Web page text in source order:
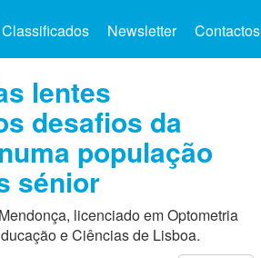
Classificados Newsletter Contactos
lentes
desafios da
população
sénior
licenciado em Optometria
e Ciências de Lisboa.